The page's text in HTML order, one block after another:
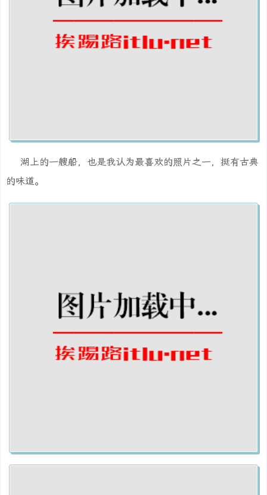
湖上的一艘船，也是我认为最喜欢的照片之一，挺有古典
的味道。